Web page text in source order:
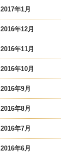
2017年1月
2016年12月
2016年11月
2016年10月
2016年9月
2016年8月
2016年7月
2016年6月